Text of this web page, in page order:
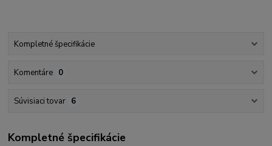
Kompletné špecifikácie
Komentáre 0
Súvisiaci tovar 6
Kompletné špecifikácie